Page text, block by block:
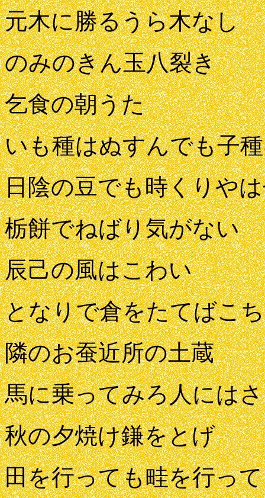
元木に勝るうら木なし
のみのきん玉八裂き
乞食の朝うた
いも種はぬすんでも子
日陰の豆でも時くりや
栃餅でねばり気がない
辰己の風はこわい
となりで倉をたてばこ
隣のお蚕近所の土蔵
馬に乗ってみろ人には
秋の夕焼け鎌をとげ
田を行っても畦を行っ